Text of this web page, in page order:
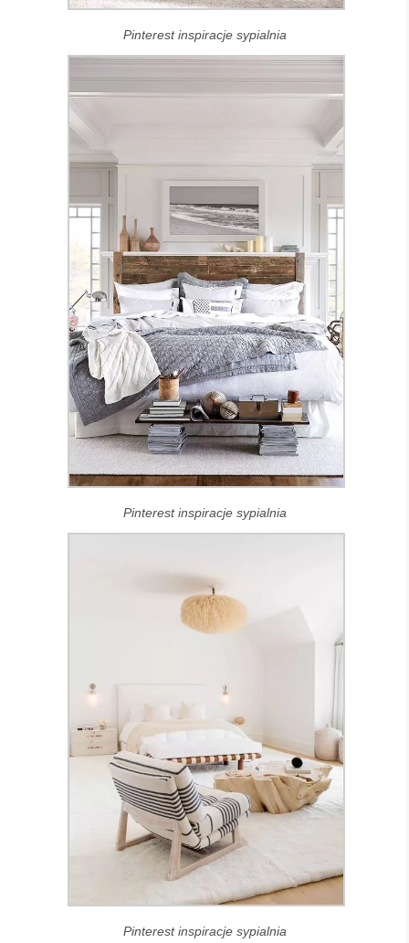
Pinterest inspiracje sypialnia
Pinterest inspiracje sypialnia
Pinterest inspiracje sypialnia